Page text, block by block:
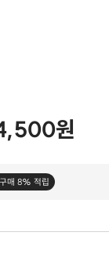
원
매 8% 적립